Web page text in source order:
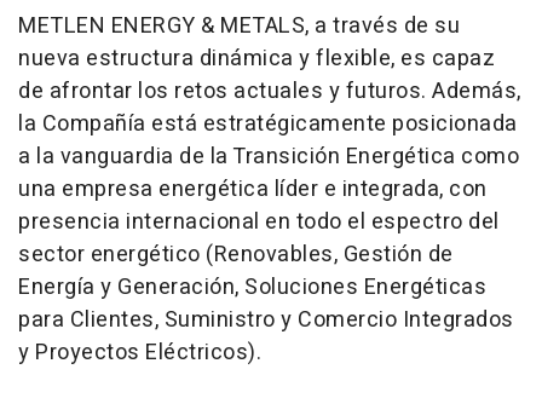
METLEN ENERGY & METALS, a través de su
nueva estructura dinámica y flexible, es capaz
de afrontar los retos actuales y futuros. Además,
la Compañía está estratégicamente posicionada
a la vanguardia de la Transición Energética como
una empresa energética líder e integrada, con
presencia internacional en todo el espectro del
sector energético (Renovables, Gestión de
Energía y Generación, Soluciones Energéticas
para Clientes, Suministro y Comercio Integrados
y Proyectos Eléctricos).